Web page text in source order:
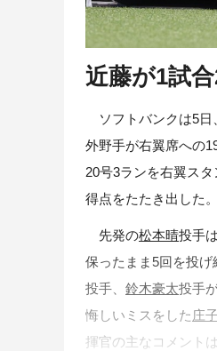
近藤が1試
ソフトバンクは5日
外野手が右翼席への
20号3ランを右翼ス
得点をたたき出した。
先発の松本晴投手
保ったまま5回を投
投手、 鈴木豪太投手
悔しいミスをした 庄
揮官の主なコメント